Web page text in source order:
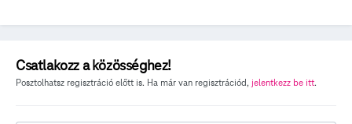
Csatlakozz a közösséghez!
Posztolhatsz regisztráció előtt is. Ha már van regisztrációd, jelentkezz be itt.